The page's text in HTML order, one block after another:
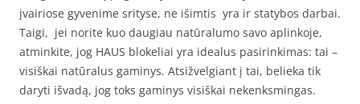
įvairiose gyvenime srityse, ne išimtis yra ir statybos darbai.
Taigi, jei norite kuo daugiau natūralumo savo aplinkoje,
atminkite, jog HAUS blokeliai yra idealus pasirinkimas: tai –
visiškai natūralus gaminys. Atsižvelgiant į tai, belieka tik
daryti išvadą, jog toks gaminys visiškai nekenksmingas.